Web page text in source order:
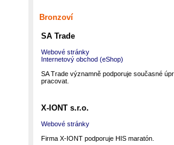
Bronzoví
SA Trade
Webové stránky
Internetový obchod (eShop)
SA Trade významně podporuje současné
pracovat.
X-IONT s.r.o.
Webové stránky
Firma X-IONT podporuje HIS maratón.